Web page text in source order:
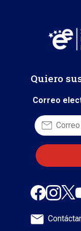
Quiero
Correo